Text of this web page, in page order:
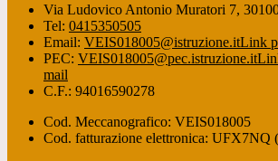
Via Ludovico Antonio Muratori 7,
Tel: 0415350505
Email: VEIS018005@istruzione.itLink
PEC: VEIS018005@pec.istruzione.it
mail
C.F.: 94016590278
Cod. Meccanografico: VEIS018005
Cod. fatturazione elettronica: UFX7NQ